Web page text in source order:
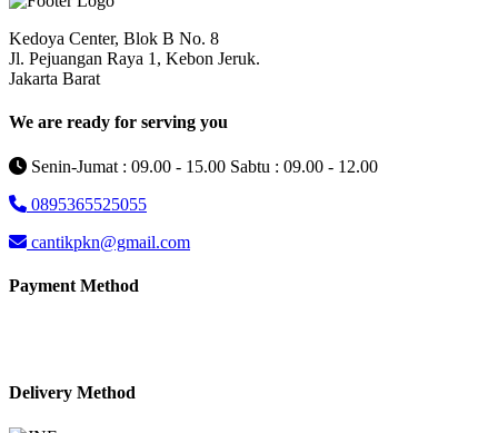
Kedoya Center, Blok B No. 8
Jl. Pejuangan Raya 1, Kebon Jeruk.
Jakarta Barat
We are ready for serving you
Senin-Jumat : 09.00 - 15.00 Sabtu : 09.00 - 12.00
0895365525055
cantikpkn@gmail.com
Payment Method
Delivery Method